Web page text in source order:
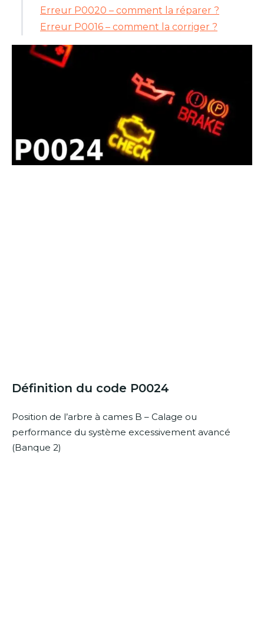
Erreur P0020 – comment la réparer ?
Erreur P0016 – comment la corriger ?
Définition du code P0024
Position de l’arbre à cames B – Calage ou
performance du système excessivement avancé
(Banque 2)